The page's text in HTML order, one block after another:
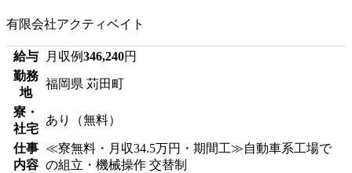
有限会社アクティベイト
給与 月収例346,240円
勤務
地
福岡県 苅田町
寮・
社宅
あり（無料）
仕事
内容
≪寮無料・月収34.5万円・期間工≫自動車系工場で
の組立・機械操作 交替制